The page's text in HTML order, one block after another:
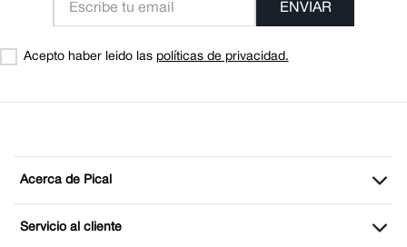
ENVIAR
Acepto haber leido las políticas de privacidad.
Acerca de Pical
Servicio al cliente